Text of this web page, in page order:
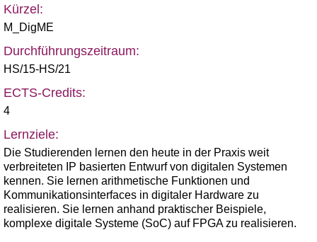
Kürzel:
M_DigME
Durchführungszeitraum:
HS/15-HS/21
ECTS-Credits:
4
Lernziele:
Die Studierenden lernen den heute in der Praxis weit
verbreiteten IP basierten Entwurf von digitalen Systemen
kennen. Sie lernen arithmetische Funktionen und
Kommunikationsinterfaces in digitaler Hardware zu
realisieren. Sie lernen anhand praktischer Beispiele,
komplexe digitale Systeme (SoC) auf FPGA zu realisieren.